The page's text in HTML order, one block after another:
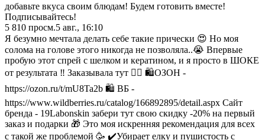
добавьте вкуса своим блюдам! Будем готовить вместе!
Подписывайтесь!
5 810 просм.5 авг., 16:10
Я безумно мечтала делать себе такие прически 😍 Но моя
солома на голове этого никогда не позволяла..😭 Впервые
пробую этот спрей с шелком и кератином, и я просто в ШОКЕ
от результата ‼️ Заказывала тут 👇🏼 🛍️ОЗОН -
https://ozon.ru/t/mU8Ta2b 🛍️ ВБ -
https://www.wildberries.ru/catalog/166892895/detail.aspx Сайт
бренда - 19Labonskin забери тут свою скидку -20% на первый
заказ и подарки 🎁 Это моя искренняя рекомендация для всех
с такой же проблемой 🥳 ✔️Убирает елку и пушистость с